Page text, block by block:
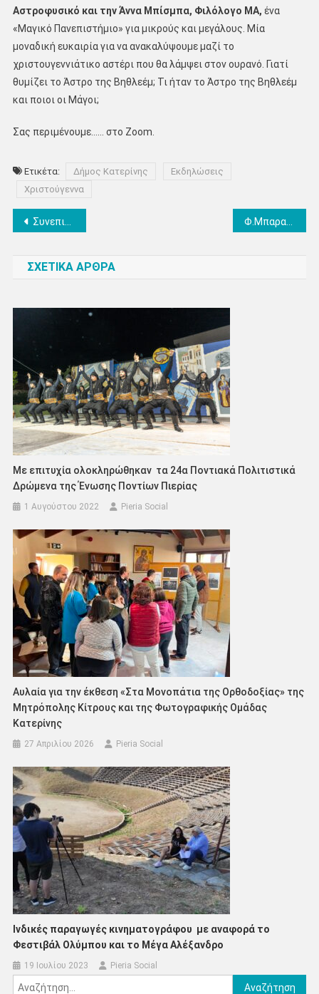
Αστροφυσικό και την Άννα Μπίσμπα, Φιλόλογο ΜΑ, ένα
«Μαγικό Πανεπιστήμιο» για μικρούς και μεγάλους. Μία
μοναδική ευκαιρία για να ανακαλύψουμε μαζί το
χριστουγεννιάτικο αστέρι που θα λάμψει στον ουρανό. Γιατί
θυμίζει το Άστρο της Βηθλεέμ; Τι ήταν το Άστρο της Βηθλεέμ
και ποιοι οι Μάγοι;
Σας περιμένουμε…… στο Zoom.
Ετικέτα: Δήμος Κατερίνης
Εκδηλώσεις
Χριστούγεννα
Πλοήγηση
Συνεπιμέλεια: Όταν η άδεια αγκαλιά ενός γονιού αντίκρισε το τέρας
ΣΧΕΤΙΚΑ ΑΡΘΡΑ
Με επιτυχία ολοκληρώθηκαν τα 24α Ποντιακά Πολιτιστικά
Δρώμενα της Ένωσης Ποντίων Πιερίας
1 Αυγούστου 2022 Pieria Social
Αυλαία για την έκθεση «Στα Μονοπάτια της Ορθοδοξίας» της
Μητρόπολης Κίτρους και της Φωτογραφικής Ομάδας
Κατερίνης
27 Απριλίου 2026 Pieria Social
Ινδικές παραγωγές κινηματογράφου με αναφορά το
Φεστιβάλ Ολύμπου και το Μέγα Αλέξανδρο
19 Ιουλίου 2023 Pieria Social
Αναζήτηση